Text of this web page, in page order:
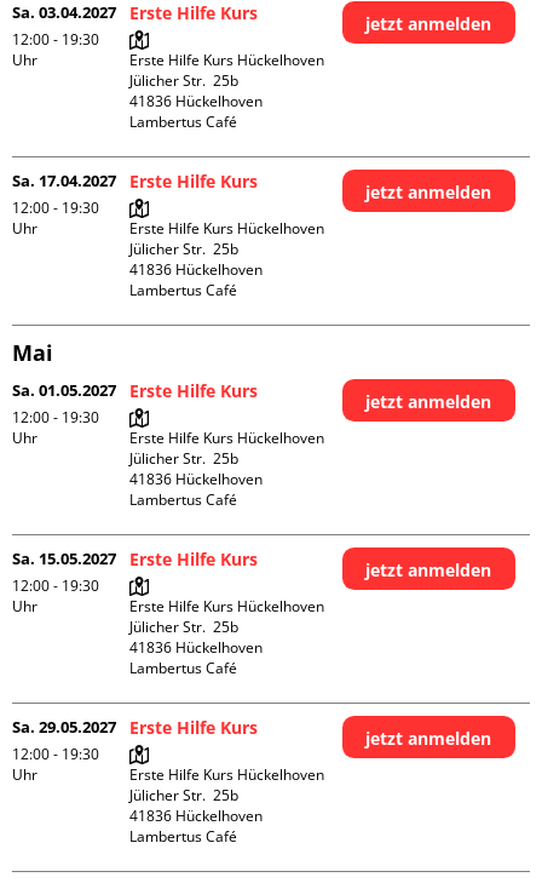
Sa. 03.04.2027
12:00 - 19:30
Uhr
Erste Hilfe Kurs
Erste Hilfe Kurs Hückelhoven
Jülicher Str.  25b
41836 Hückelhoven
Lambertus Café
jetzt anmelden
Sa. 17.04.2027
12:00 - 19:30
Uhr
Erste Hilfe Kurs
Erste Hilfe Kurs Hückelhoven
Jülicher Str.  25b
41836 Hückelhoven
Lambertus Café
jetzt anmelden
Mai
Sa. 01.05.2027
12:00 - 19:30
Uhr
Erste Hilfe Kurs
Erste Hilfe Kurs Hückelhoven
Jülicher Str.  25b
41836 Hückelhoven
Lambertus Café
jetzt anmelden
Sa. 15.05.2027
12:00 - 19:30
Uhr
Erste Hilfe Kurs
Erste Hilfe Kurs Hückelhoven
Jülicher Str.  25b
41836 Hückelhoven
Lambertus Café
jetzt anmelden
Sa. 29.05.2027
12:00 - 19:30
Uhr
Erste Hilfe Kurs
Erste Hilfe Kurs Hückelhoven
Jülicher Str.  25b
41836 Hückelhoven
Lambertus Café
jetzt anmelden